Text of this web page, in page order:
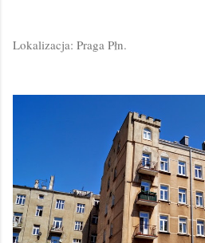
Lokalizacja: Praga Płn.